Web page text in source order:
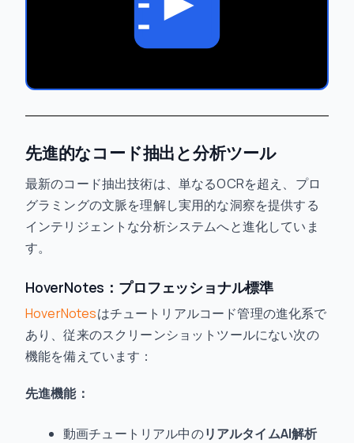
先進的なコード抽出と分析ツール
最新のコード抽出技術は、単なるOCRを超え、プロ
グラミングの文脈を理解し実用的な洞察を提供する
インテリジェントな分析システムへと進化していま
す。
HoverNotes：プロフェッショナル標準
HoverNotesはチュートリアルコード管理の進化系で
あり、従来のスクリーンショットツールにない次の
機能を備えています：
先進機能：
動画チュートリアル中のリアルタイムAI解析